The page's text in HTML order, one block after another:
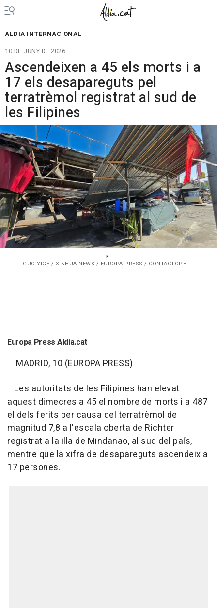
ALDIA INTERNACIONAL
10 DE JUNY DE 2026
Ascendeixen a 45 els morts i a
17 els desapareguts pel
terratrèmol registrat al sud de
les Filipines
GUO YIGE / XINHUA NEWS / EUROPA PRESS / CONTACTOPH
Europa Press Aldia.cat
MADRID, 10 (EUROPA PRESS)
Les autoritats de les Filipines han elevat
aquest dimecres a 45 el nombre de morts i a 487
el dels ferits per causa del terratrèmol de
magnitud 7,8 a l'escala oberta de Richter
registrat a la illa de Mindanao, al sud del país,
mentre que la xifra de desapareguts ascendeix a
17 persones.